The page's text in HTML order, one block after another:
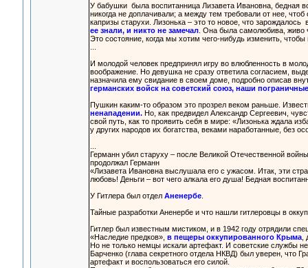
У бабушки была воспитанница Лизавета Ивановна, бедная
никогда не доплачивали; а между тем требовали от нее,
капризы старухи. Лизонька – это то новое, что
ее знали, и никто не замечал. Она была самолюбива, живо
Это состояние, когда мы хотим чего-нибудь изменить,
И молодой человек предпринял игру во влюбленность в
воображение. Но девушка не сразу ответила согласием,
назначила ему свидание в своем доме, подробно описав
германских войск на советский союз, наши
Пушкин каким-то образом это прозрел веком раньше.
ненападении.Но, как предвидел Александр Сергеевич,
свой путь, как то проявить себя в мире: «Лизонька ждала
у других народов их богатства, веками наработанные, без
Германн убил старуху – после Великой Отечественной
продолжал Германн
«Лизавета Ивановна выслушала его с ужасом. Итак, эти
любовь! Деньги – вот чего алкала его душа! Бедная
У Гитлера был отдел Аненербе.
Тайные разработки Аненербе и что нашли гитлеровцы в
Гитлер был известным мистиком, и в 1942 году отрядили
«Наследие предков», в пещеры оккупированного Крыма,
Но не только немцы искали артефакт. И советские службы
Барченко (глава секретного отдела НКВД) был уверен, что
артефакт и воспользоваться его силой.